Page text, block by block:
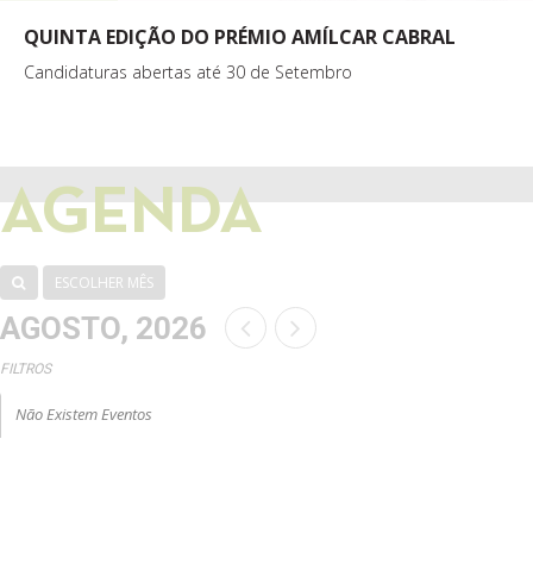
QUINTA EDIÇÃO DO PRÉMIO AMÍLCAR CABRAL
Candidaturas abertas até 30 de Setembro
AGENDA
ESCOLHER MÊS
AGOSTO, 2026
FILTROS
Não Existem Eventos